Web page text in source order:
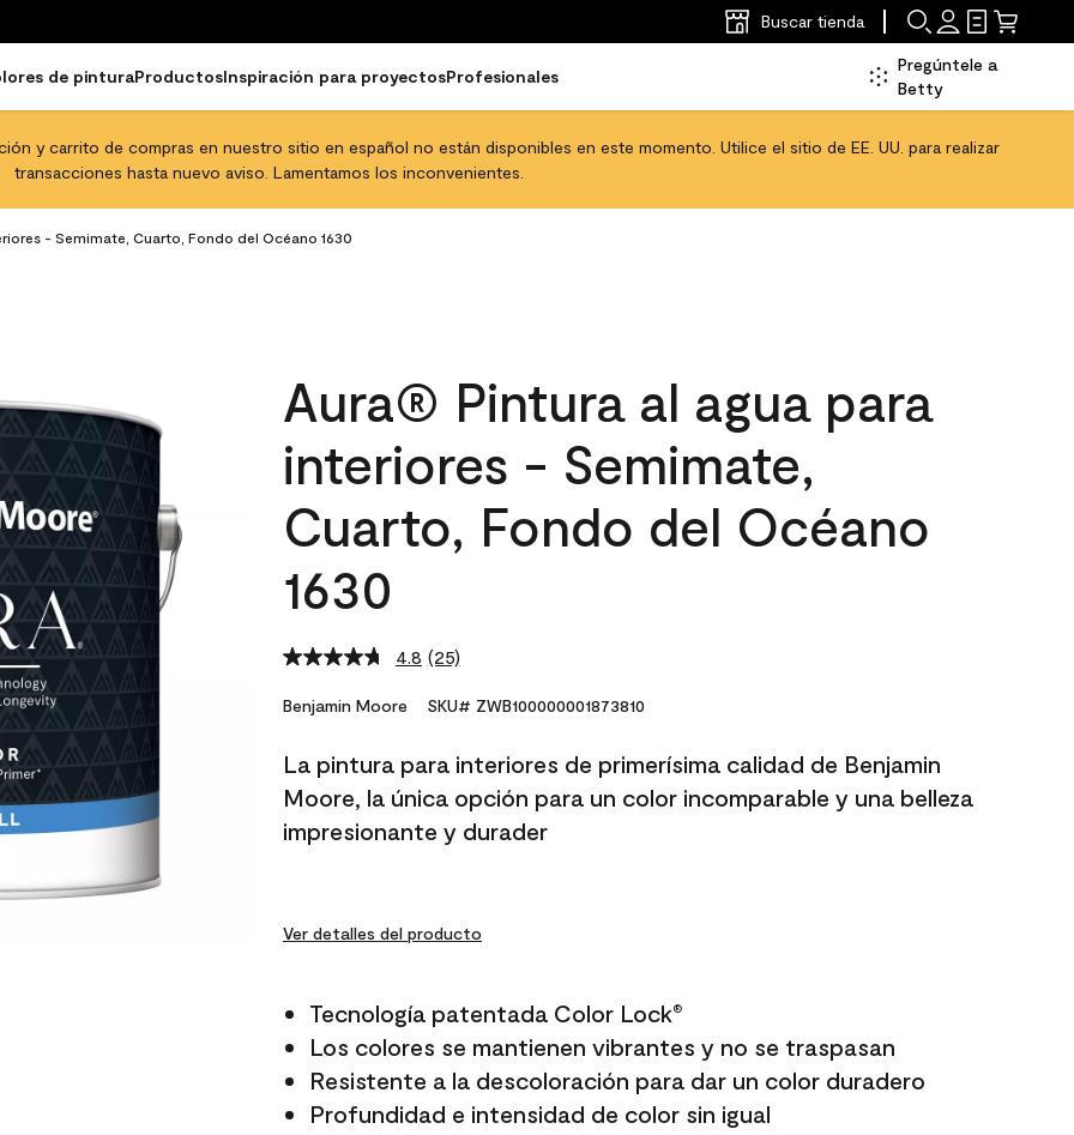
Buscar tienda
de pinturaProductosInspiración para proyectosProfesionales
Pregúntele a
Betty
y carrito de compras en nuestro sitio en español no están disponibles en este momento. Utilice el sitio de EE. UU. para realizar
transacciones hasta nuevo aviso. Lamentamos los inconvenientes.
- Semimate, Cuarto, Fondo del Océano 1630
Aura® Pintura al agua para
interiores - Semimate,
Cuarto, Fondo del Océano
1630
4.8 Read
Reviews.
link.
(25)
Benjamin Moore SKU# ZWB100000001873810
La pintura para interiores de primerísima calidad de Benjamin
Moore, la única opción para un color incomparable y una belleza
impresionante y durader
Ver detalles del producto
Tecnología patentada Color Lock®
Los colores se mantienen vibrantes y no se traspasan
Resistente a la descoloración para dar un color duradero
Profundidad e intensidad de color sin igual